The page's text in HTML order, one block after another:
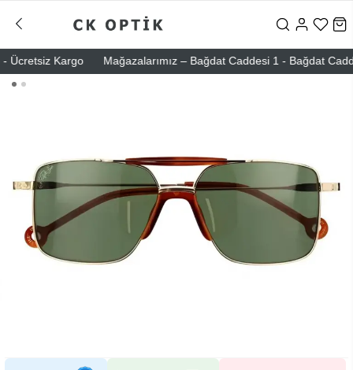
Kargo Mağazalarımız – Bağdat Caddesi 1 - Bağdat